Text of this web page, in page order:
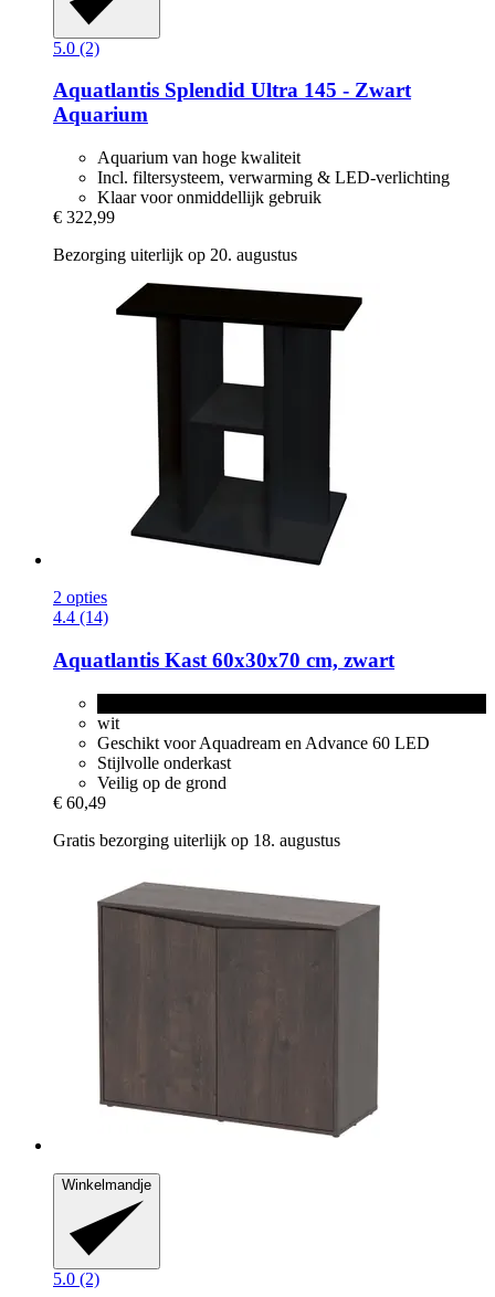
5.0 (2)
Aquatlantis Splendid Ultra 145 -​ Zwart
Aquarium
Aquarium van hoge kwaliteit
Incl. filtersysteem, verwarming & LED-verlichting
Klaar voor onmiddellijk gebruik
€ 322,99
Bezorging uiterlijk op 20. augustus
2 opties
4.4 (14)
Aquatlantis Kast 60x30x70 cm, zwart
wit
Geschikt voor Aquadream en Advance 60 LED
Stijlvolle onderkast
Veilig op de grond
€ 60,49
Gratis bezorging uiterlijk op 18. augustus
Winkelmandje
5.0 (2)